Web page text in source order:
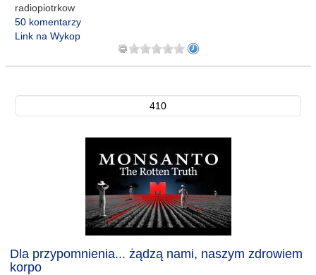
radiopiotrkow
50 komentarzy
Link na Wykop
410
Dla przypomnienia... żądzą nami, naszym zdrowiem
korpo